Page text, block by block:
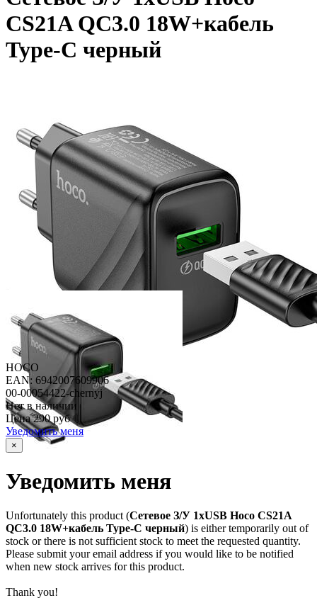
CS21A QC3.0 18W+кабель
Type-C черный
HOCO
EAN: 6942007609906
00-00054422-chernyj
Нет в наличии
Цена290 руб
Уведомить меня
×
Уведомить меня
Unfortunately this product (Сетевое З/У 1xUSB Hoco CS21A
QC3.0 18W+кабель Type-C черный) is either temporarily out of
stock or there is not sufficient stock to meet the requested quantity.
Please submit your email address if you would like to be notified
when new stock arrives for this product.
Thank you!